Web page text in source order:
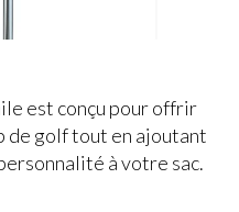
est conçu pour offrir
de golf tout en ajoutant
à votre sac.